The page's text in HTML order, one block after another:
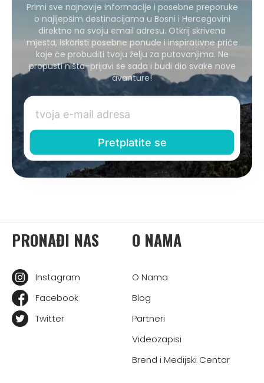
Primi sve najnovije informacije i posebne preporuke
o najljepšim destinacijama u Bosni i Hercegovini
direktno na svoju email adresu. Otkrij skrivena
mjesta, iskoristi posebne ponude i inspirativne priče
koje će probuditi tvoju želju za putovanjima. Ne
propusti ništa–prijavi se sada i budi dio svake nove
avanture!
PRONAĐI NAS
Instagram
Facebook
Twitter
O NAMA
O Nama
Blog
Partneri
Videozapisi
Brend i Medijski Centar